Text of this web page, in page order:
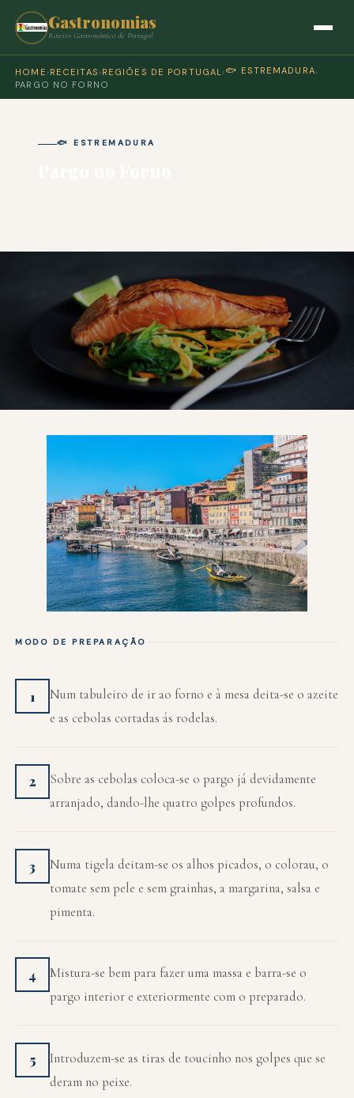
Gastronomias
Roteiro Gastronómico de Portugal
HOME › RECEITAS › REGIÕES DE PORTUGAL ›🐟 ESTREMADURA›
PARGO NO FORNO
🐟 ESTREMADURA
MODO DE PREPARAÇÃO
1
Num tabuleiro de ir ao forno e à mesa deita-se o azeite
e as cebolas cortadas ás rodelas.
2
Sobre as cebolas coloca-se o pargo já devidamente
arranjado, dando-lhe quatro golpes profundos.
3
Numa tigela deitam-se os alhos picados, o colorau, o
tomate sem pele e sem grainhas, a margarina, salsa e
pimenta.
4
Mistura-se bem para fazer uma massa e barra-se o
pargo interior e exteriormente com o preparado.
5
Introduzem-se as tiras de toucinho nos golpes que se
deram no peixe.